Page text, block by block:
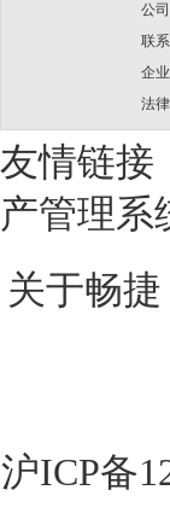
公
联
企
法
友情链接
产管理系
关于畅捷
沪ICP备